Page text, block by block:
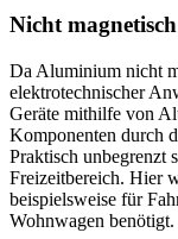
Nicht magnetisch
Da Aluminium nicht
elektrotechnischer
Geräte mithilfe von
Komponenten durch
Praktisch unbegrenzt
Freizeitbereich. Hier
beispielsweise für
Wohnwagen benötigt.